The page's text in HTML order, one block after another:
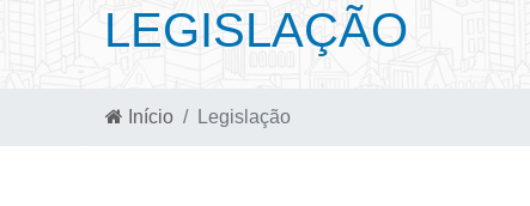
LEGISLAÇÃO
Início Legislação